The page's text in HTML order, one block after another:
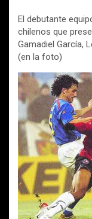
b
o
o
k
er
El debutante
chilenos que
Gamadiel García,
(en la foto)